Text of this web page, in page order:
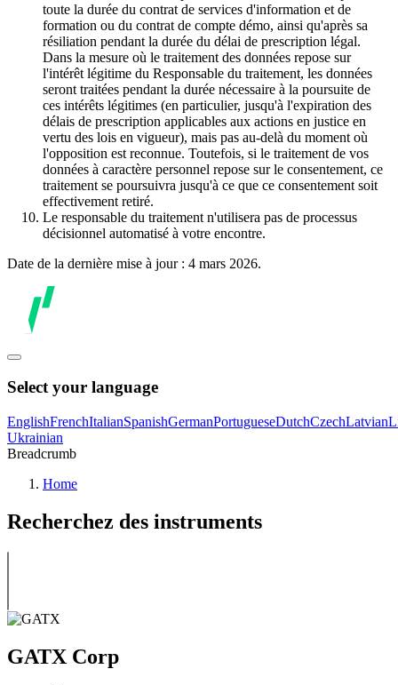
toute la durée du contrat de services d'information et de
formation ou du contrat de compte démo, ainsi qu'après sa
résiliation pendant la durée du délai de prescription légal.
Dans la mesure où le traitement des données repose sur
l'intérêt légitime du Responsable du traitement, les données
seront traitées pendant la durée nécessaire à la poursuite de
ces intérêts légitimes (en particulier, jusqu'à l'expiration des
délais de prescription applicables aux actions en justice en
vertu des lois en vigueur), mais pas au-delà du moment où
l'opposition est reconnue. Toutefois, si le traitement de vos
données à caractère personnel repose sur le consentement, ce
traitement se poursuivra jusqu'à ce que ce consentement soit
effectivement retiré.
Le responsable du traitement n'utilisera pas de processus
décisionnel automatisé à votre encontre.
Date de la dernière mise à jour : 4 mars 2026.
Select your language
EnglishFrenchItalianSpanishGermanPortugueseDutchCzechLatvian
Ukrainian
Breadcrumb
Home
Recherchez des instruments
GATX Corp